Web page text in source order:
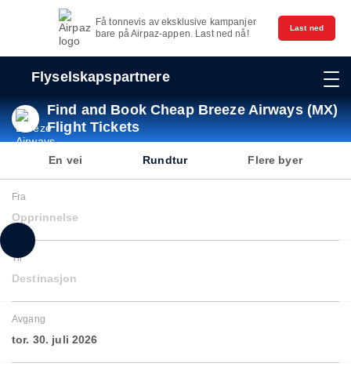
Få tonnevis av eksklusive kampanjer
bare på Airpaz-appen. Last ned nå!
Last ned
Flyselskapspartnere
Find and Book Cheap Breeze Airways (MX)
Flight Tickets
En vei Rundtur Flere byer
Fra
Opprinnelse
Til
Destinasjon
Avgang
tor. 30. juli 2026